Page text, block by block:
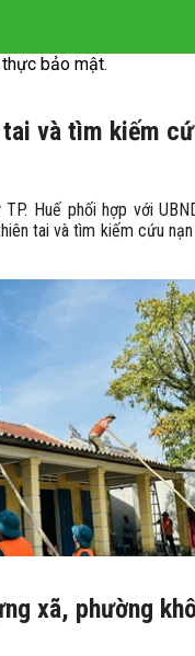
bảo mật.
và tìm kiếm
Huế phối hợp với
tai và tìm kiếm cứu
xã, phường